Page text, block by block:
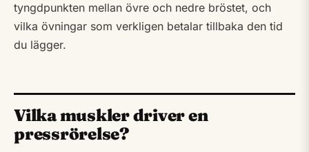
tyngdpunkten mellan övre och nedre bröstet, och
vilka övningar som verkligen betalar tillbaka den tid
du lägger.
Vilka muskler driver en
pressrörelse?